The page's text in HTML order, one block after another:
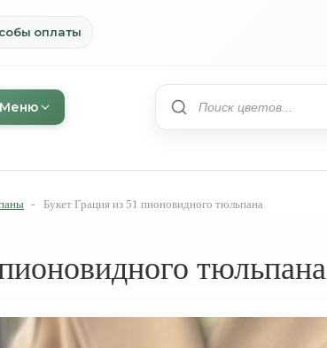
оплаты
Меню
- Букет Грация из 51 пионовидного тюльпана
тюльпана